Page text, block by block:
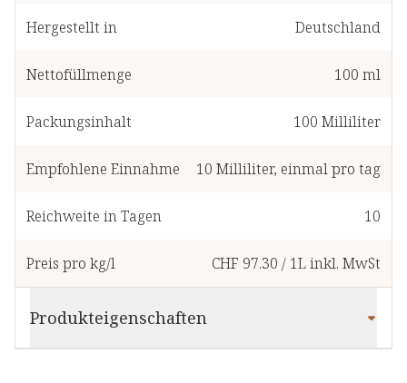
Hergestellt in Deutschland
Nettofüllmenge 100 ml
Packungsinhalt 100 Milliliter
Empfohlene Einnahme 10 Milliliter, einmal pro tag
Reichweite in Tagen 10
Preis pro kg/l CHF 97.30 / 1Linkl. MwSt
Produkteigenschaften